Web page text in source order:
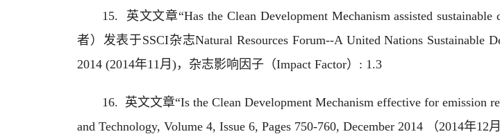
15. 英文文章“Has the Clean Development Mechanism assisted
者）发表于SSCI杂志Natural Resources Forum--A United Nations Sustainable
2014 (2014年11月)，杂志影响因子（Impact Factor）: 1.3
16. 英文文章“Is the Clean Development Mechanism effective for emission
and Technology, Volume 4, Issue 6, Pages 750-760, December 2014 （2014年